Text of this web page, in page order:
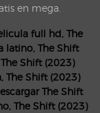
en mega.
full hd, The
latino, The Shift
Shift (2023)
The Shift (2023)
The Shift
The Shift (2023)